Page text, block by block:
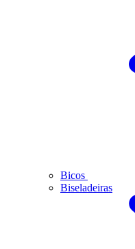
Bicos
Biseladeiras